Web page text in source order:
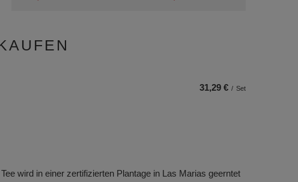
31,29 € / Set
wird in einer zertifizierten Plantage in Las Marias geerntet